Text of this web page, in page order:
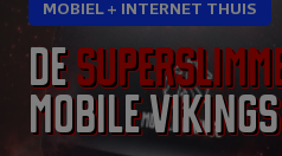
MOBIEL + INTERNET THUIS
De
Mobile Vikings